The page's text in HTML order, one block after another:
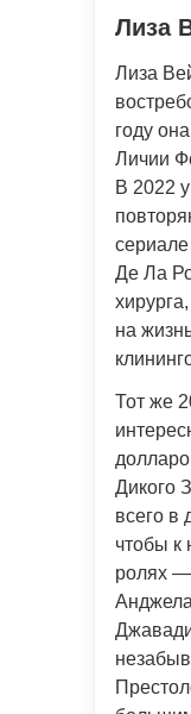
Лиза
Лиза
году
Личии
В 2022
Де Ла
на
Тот же
Дикого
всего в
чтобы к
ролях